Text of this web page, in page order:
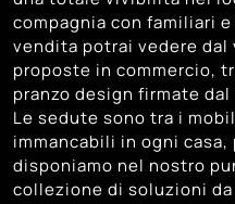
compagnia con familiari
vendita potrai vedere
proposte in commercio,
pranzo design firmate
Le sedute sono tra i
immancabili in ogni
disponiamo nel nostro
collezione di soluzioni